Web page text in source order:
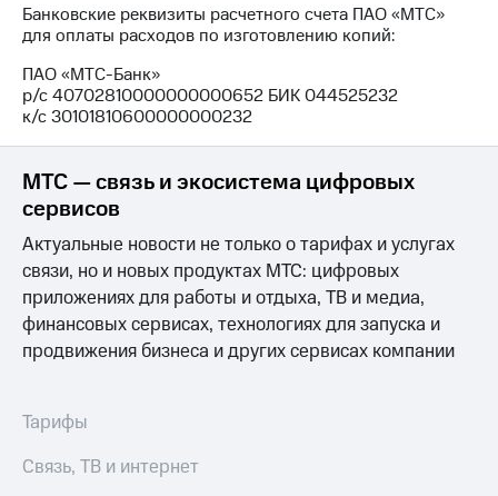
Дивиденды
Рынок
облигаций
Описание
Еврооблигации-2023
Уведомление
о
погашении
именных
облигаций
Другое
Регистратор
Реквизиты
Контакты
развитие
На главную
Банковские реквизиты расчетного счета ПАО «МТС»
для оплаты расходов по изготовлению копий:
ПАО «МТС-Банк»
р/с 40702810000000000652 БИК 044525232
к/с 30101810600000000232
МТС — связь и экосистема цифровых
сервисов
Актуальные новости не только о тарифах и услугах
связи, но и новых продуктах МТС: цифровых
приложениях для работы и отдыха, ТВ и медиа,
финансовых сервисах, технологиях для запуска и
продвижения бизнеса и других сервисах компании
Тарифы
Связь, ТВ и интернет